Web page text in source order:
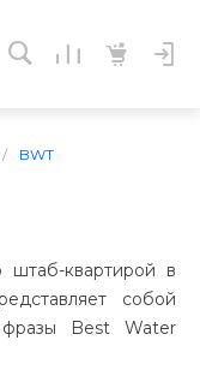
/ BWT
штаб-квартирой в
собой
Best Water